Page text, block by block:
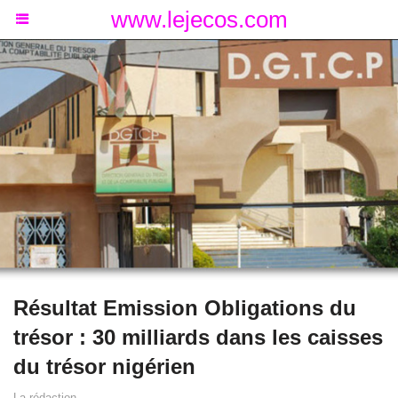
www.lejecos.com
Résultat Emission Obligations du
trésor : 30 milliards dans les caisses
du trésor nigérien